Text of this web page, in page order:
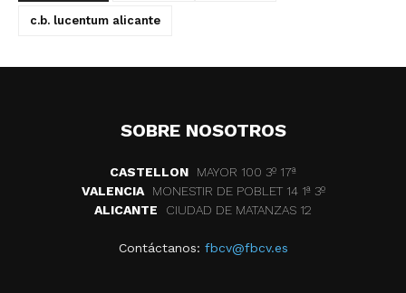
c.b. lucentum alicante
SOBRE NOSOTROS
CASTELLON
MAYOR 100 3º 17ª
VALENCIA
MONESTIR DE POBLET 14 1ª 3º
ALICANTE
CIUDAD DE MATANZAS 12
Contáctanos: fbcv@fbcv.es